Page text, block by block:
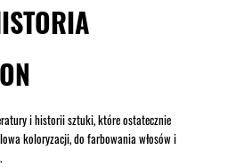
i historii sztuki, które ostatecznie
koloryzacji, do farbowania włosów i